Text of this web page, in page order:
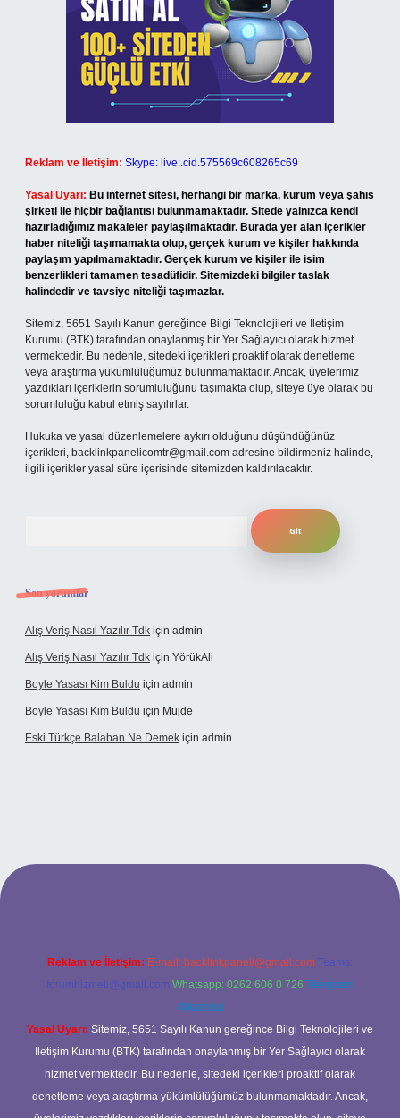
Reklam ve İletişim: Skype: live:.cid.575569c608265c69
Yasal Uyarı: Bu internet sitesi, herhangi bir marka, kurum veya şahıs
şirketi ile hiçbir bağlantısı bulunmamaktadır. Sitede yalnızca kendi
hazırladığımız makaleler paylaşılmaktadır. Burada yer alan içerikler
haber niteliği taşımamakta olup, gerçek kurum ve kişiler hakkında
paylaşım yapılmamaktadır. Gerçek kurum ve kişiler ile isim
benzerlikleri tamamen tesadüfidir. Sitemizdeki bilgiler taslak
halindedir ve tavsiye niteliği taşımazlar.
Sitemiz, 5651 Sayılı Kanun gereğince Bilgi Teknolojileri ve İletişim
Kurumu (BTK) tarafından onaylanmış bir Yer Sağlayıcı olarak hizmet
vermektedir. Bu nedenle, sitedeki içerikleri proaktif olarak denetleme
veya araştırma yükümlülüğümüz bulunmamaktadır. Ancak, üyelerimiz
yazdıkları içeriklerin sorumluluğunu taşımakta olup, siteye üye olarak bu
sorumluluğu kabul etmiş sayılırlar.
Hukuka ve yasal düzenlemelere aykırı olduğunu düşündüğünüz
içerikleri, backlinkpanelicomtr@gmail.com adresine bildirmeniz halinde,
ilgili içerikler yasal süre içerisinde sitemizden kaldırılacaktır.
Son yorumlar
Alış Veriş Nasıl Yazılır Tdk için admin
Alış Veriş Nasıl Yazılır Tdk için YörükAli
Boyle Yasası Kim Buldu için admin
Boyle Yasası Kim Buldu için Müjde
Eski Türkçe Balaban Ne Demek için admin
casino
Reklam ve İletişim: E-mail: backlinkpaneli@gmail.com Teams:
forumhizmeti@gmail.com Whatsapp: 0262 606 0 726 Telegram:
@karabul
Yasal Uyarı: Sitemiz, 5651 Sayılı Kanun gereğince Bilgi Teknolojileri ve
İletişim Kurumu (BTK) tarafından onaylanmış bir Yer Sağlayıcı olarak
hizmet vermektedir. Bu nedenle, sitedeki içerikleri proaktif olarak
denetleme veya araştırma yükümlülüğümüz bulunmamaktadır. Ancak,